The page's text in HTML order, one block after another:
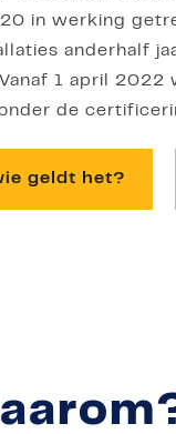
in werking
anderhalf
1 april 2022
de
geldt het?